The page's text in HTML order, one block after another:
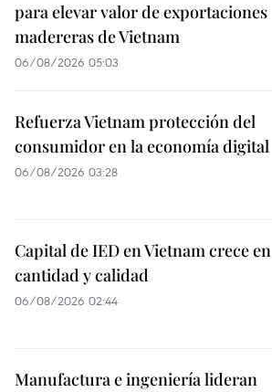
para elevar valor de exportaciones
madereras de Vietnam
06/08/2026 05:03
Refuerza Vietnam protección del
consumidor en la economía digital
06/08/2026 03:28
Capital de IED en Vietnam crece en
cantidad y calidad
06/08/2026 02:44
Manufactura e ingeniería lideran